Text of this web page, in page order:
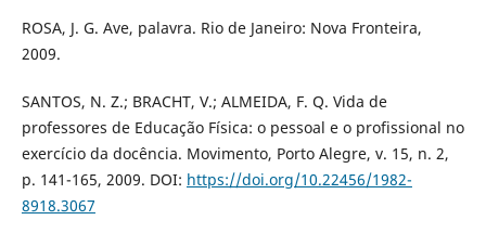
ROSA, J. G. Ave, palavra. Rio de Janeiro: Nova Fronteira,
2009.
SANTOS, N. Z.; BRACHT, V.; ALMEIDA, F. Q. Vida de
professores de Educação Física: o pessoal e o profissional no
exercício da docência. Movimento, Porto Alegre, v. 15, n. 2,
p. 141-165, 2009. DOI: https://doi.org/10.22456/1982-
8918.3067